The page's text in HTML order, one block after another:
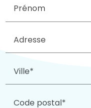
Prénom
Adresse
Ville*
Code postal*